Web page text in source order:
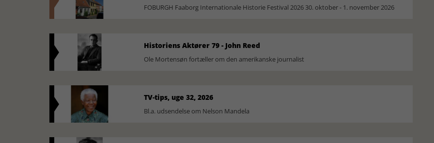
FOBURGH Faaborg Internationale Historie Festival 2026 30. oktober - 1. november 2026
Historiens Aktører 79 - John Reed
Ole Mortensøn fortæller om den amerikanske journalist
TV-tips, uge 32, 2026
Bl.a. udsendelse om Nelson Mandela